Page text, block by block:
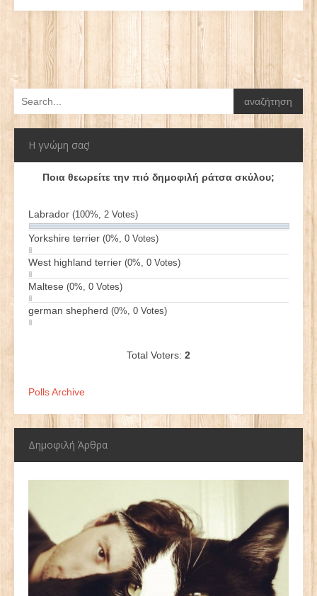
Η γνώμη σας!
Ποια θεωρείτε την πιό δημοφιλή ράτσα σκύλου;
Labrador (100%, 2 Votes)
Yorkshire terrier (0%, 0 Votes)
West highland terrier (0%, 0 Votes)
Maltese (0%, 0 Votes)
german shepherd (0%, 0 Votes)
Total Voters: 2
Polls Archive
Δημοφιλή Άρθρα